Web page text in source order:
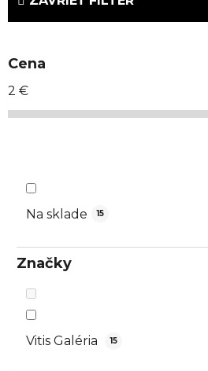
n
p
r
o
Cena
2 €
Na sklade 15
Značky
Vitis Galéria 15